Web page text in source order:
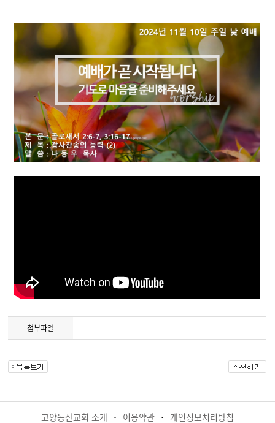
첨부파일
고양동산교회 소개 · 이용약관 · 개인정보처리방침